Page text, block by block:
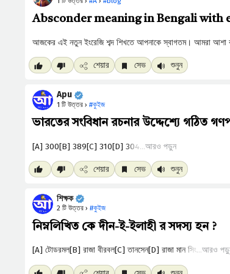
Absconder meaning in Bengali with
শেয়ার সেভ শুনুন
Apu
1 টি উত্তর › #কুইজ
ভারতের সংবিধান রচনার উদ্দেশ্যে গঠিত
আরও পড়ুন
শেয়ার সেভ শুনুন
শিক্ষক
2 টি উত্তর › #কুইজ
নিম্নলিখিত কে দীন-ই-ইলাহী র সদস্য হন ?
আরও